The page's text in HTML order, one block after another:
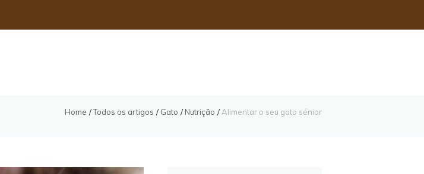
Home Todos os artigos Gato Nutrição Alimentar o seu gato sénior